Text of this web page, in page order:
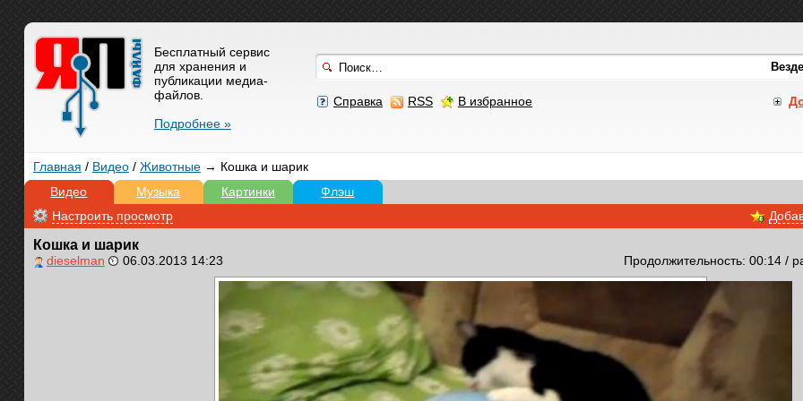
Справка RSS В избранное
Бесплатный сервис
для хранения и
публикации медиа-
файлов.
Подробнее »
Главная / Видео/ Животные→ Кошка и шарик
Видео
Музыка Картинки Флэш
Настроить просмотр
Кошка и шарик
dieselman 06.03.2013 14:23 Продолжительность: 00:14 /